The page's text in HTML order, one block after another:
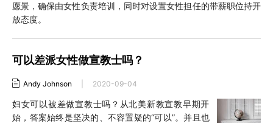
愿景，确保由女性负责培训，同时对设置女性担任的带薪职位持开
放态度。
可以差派女性做宣教士吗？
Andy Johnson 2020-09-04
妇女可以被差做宣教士吗？从北美新教宣教早期开
始，答案始终是坚决的、不容置疑的“可以”。并且也